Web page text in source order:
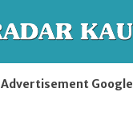
Advertisement Google